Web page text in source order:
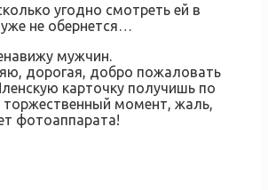
угодно смотреть ей в
не обернется…
мужчин.
дорогая, добро пожаловать
карточку получишь по
торжественный момент, жаль,
фотоаппарата!